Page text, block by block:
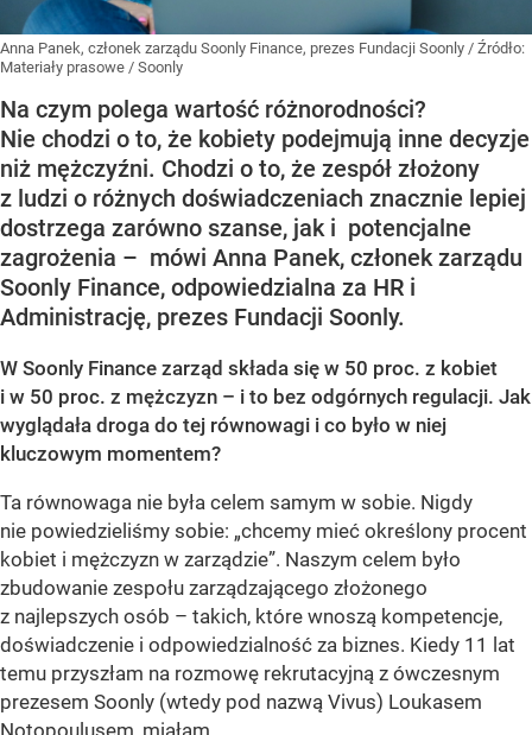
Anna Panek, członek zarządu Soonly Finance, prezes Fundacji Soonly / Źródło:
Materiały prasowe / Soonly
Na czym polega wartość różnorodności?
Nie chodzi o to, że kobiety podejmują inne decyzje
niż mężczyźni. Chodzi o to, że zespół złożony
z ludzi o różnych doświadczeniach znacznie lepiej
dostrzega zarówno szanse, jak i potencjalne
zagrożenia – mówi Anna Panek, członek zarządu
Soonly Finance, odpowiedzialna za HR i
Administrację, prezes Fundacji Soonly.
W Soonly Finance zarząd składa się w 50 proc. z kobiet
i w 50 proc. z mężczyzn – i to bez odgórnych regulacji. Jak
wyglądała droga do tej równowagi i co było w niej
kluczowym momentem?
Ta równowaga nie była celem samym w sobie. Nigdy
nie powiedzieliśmy sobie: „chcemy mieć określony procent
kobiet i mężczyzn w zarządzie”. Naszym celem było
zbudowanie zespołu zarządzającego złożonego
z najlepszych osób – takich, które wnoszą kompetencje,
doświadczenie i odpowiedzialność za biznes. Kiedy 11 lat
temu przyszłam na rozmowę rekrutacyjną z ówczesnym
prezesem Soonly (wtedy pod nazwą Vivus) Loukasem
Notopoulusem, miałam...